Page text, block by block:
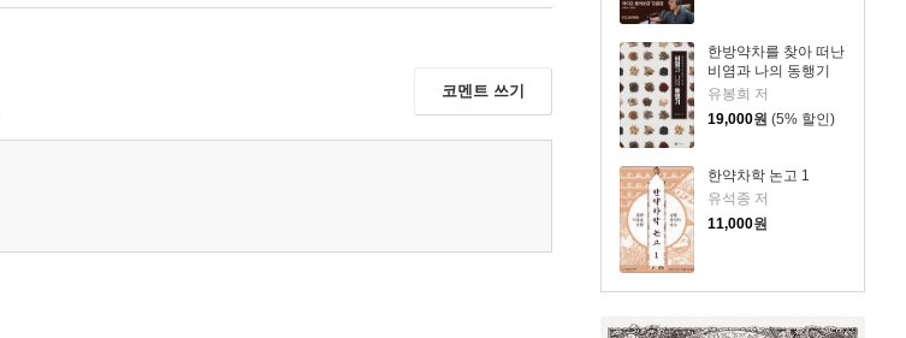
한방약차를 찾아 떠난
비염과 나의 동행기
유봉희 저
19,000원 (5% 할인)
한약차학 논고 1
유석종 저
11,000원
코멘트 쓰기